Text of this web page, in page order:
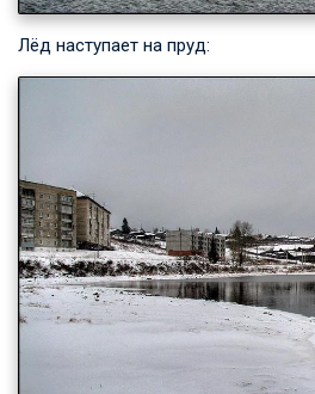
Лёд наступает на пруд: